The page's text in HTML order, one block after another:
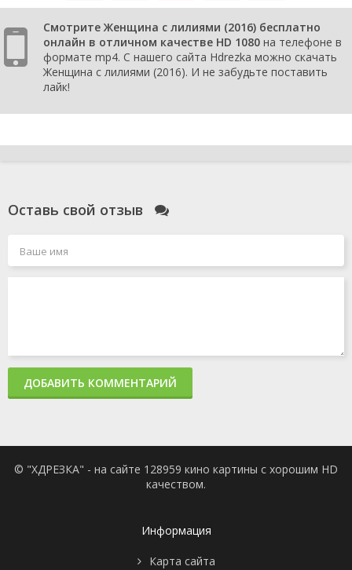
Смотрите Женщина с лилиями (2016) бесплатно
онлайн в отличном качестве HD 1080 на телефоне в
формате mp4. С нашего сайта Hdrezka можно скачать
Женщина с лилиями (2016). И не забудьте поставить
лайк!
Оставь свой отзыв
ДОБАВИТЬ КОММЕНТАРИЙ
© "ХДРЕЗКА" - на сайте 128959 кино картины с хорошим HD
качеством.
Информация
Карта сайта